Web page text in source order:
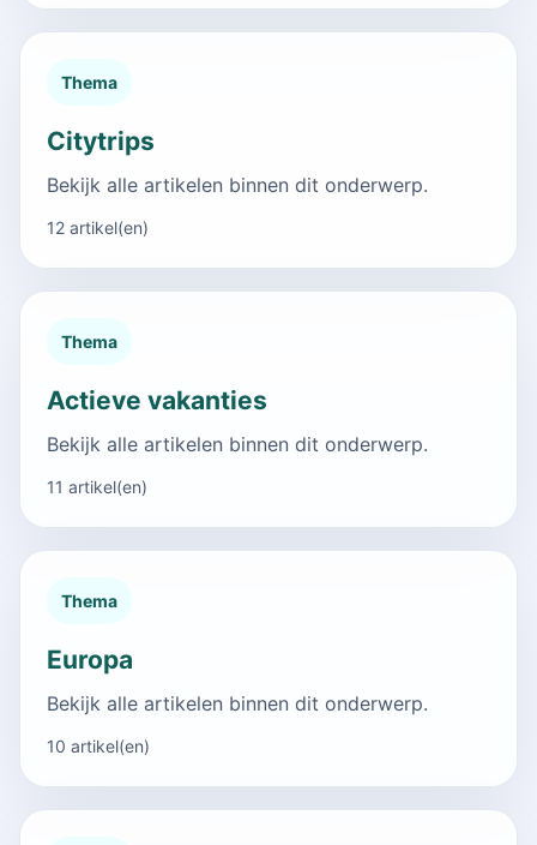
Thema
Citytrips
Bekijk alle artikelen binnen dit onderwerp.
12 artikel(en)
Thema
Actieve vakanties
Bekijk alle artikelen binnen dit onderwerp.
11 artikel(en)
Thema
Europa
Bekijk alle artikelen binnen dit onderwerp.
10 artikel(en)